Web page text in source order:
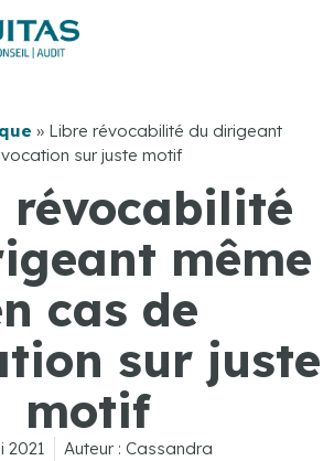
» Libre révocabilité du dirigeant
sur juste motif
révocabilité
même
cas de
sur juste
motif
2021 Auteur : Cassandra